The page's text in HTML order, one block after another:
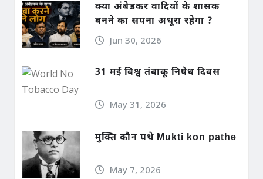
क्या अंबेडकर वादियों के शासक
बनने का सपना अधूरा रहेगा ?
Jun 30, 2026
31 मई विश्व तंबाकू निषेध दिवस
May 31, 2026
मुक्ति कौन पथे Mukti kon pathe
May 7, 2026